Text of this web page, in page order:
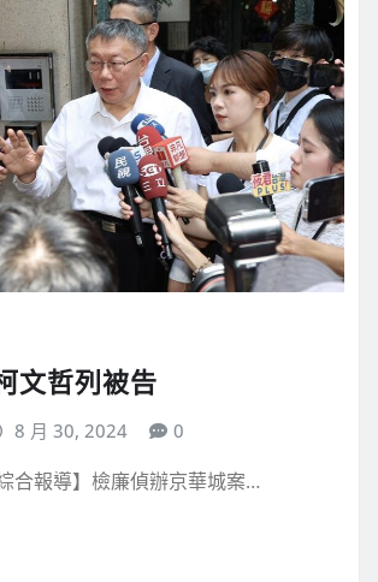
文哲列被告
8 月 30, 2024 0
合報導】檢廉偵辦京華城案…